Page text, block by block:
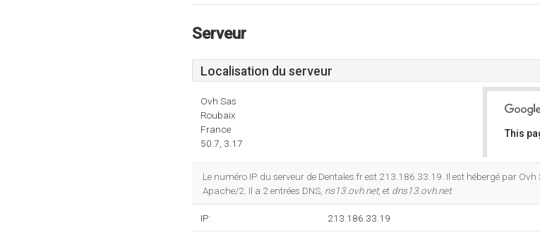
Serveur
Localisation du serveur
Ovh Sas
Roubaix
France
50.7, 3.17
This
Le numéro IP du serveur de Dentales.fr est 213.186.33.19. Il est hébergé par
Apache/2. Il a 2 entrées DNS, ns13.ovh.net, et dns13.ovh.net.
IP: 213.186.33.19